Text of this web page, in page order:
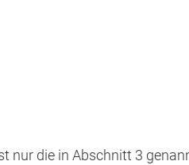
nur die in Abschnitt 3